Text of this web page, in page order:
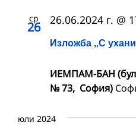
ср
26
Изложба „С
26.06.2024 г. @
ИЕМПАМ-БАН
№ 73, София)
юли 2024